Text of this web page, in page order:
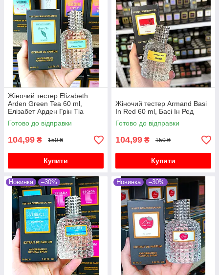
Жіночий тестер Elizabeth
Arden Green Tea 60 ml,
Елізабет Арден Грін Тіа
Готово до відправки
104,99 ₴ 150 ₴
Купити
Жіночий тестер Armand Basi
In Red 60 ml, Басі Ін Ред
Готово до відправки
104,99 ₴ 150 ₴
Купити
Новинка –30% Новинка –30%